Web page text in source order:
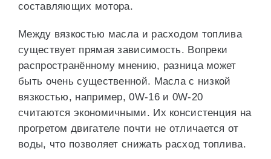
составляющих мотора.
Между вязкостью масла и расходом топлива
существует прямая зависимость. Вопреки
распространённому мнению, разница может
быть очень существенной. Масла с низкой
вязкостью, например, 0W-16 и 0W-20
считаются экономичными. Их консистенция на
прогретом двигателе почти не отличается от
воды, что позволяет снижать расход топлива.